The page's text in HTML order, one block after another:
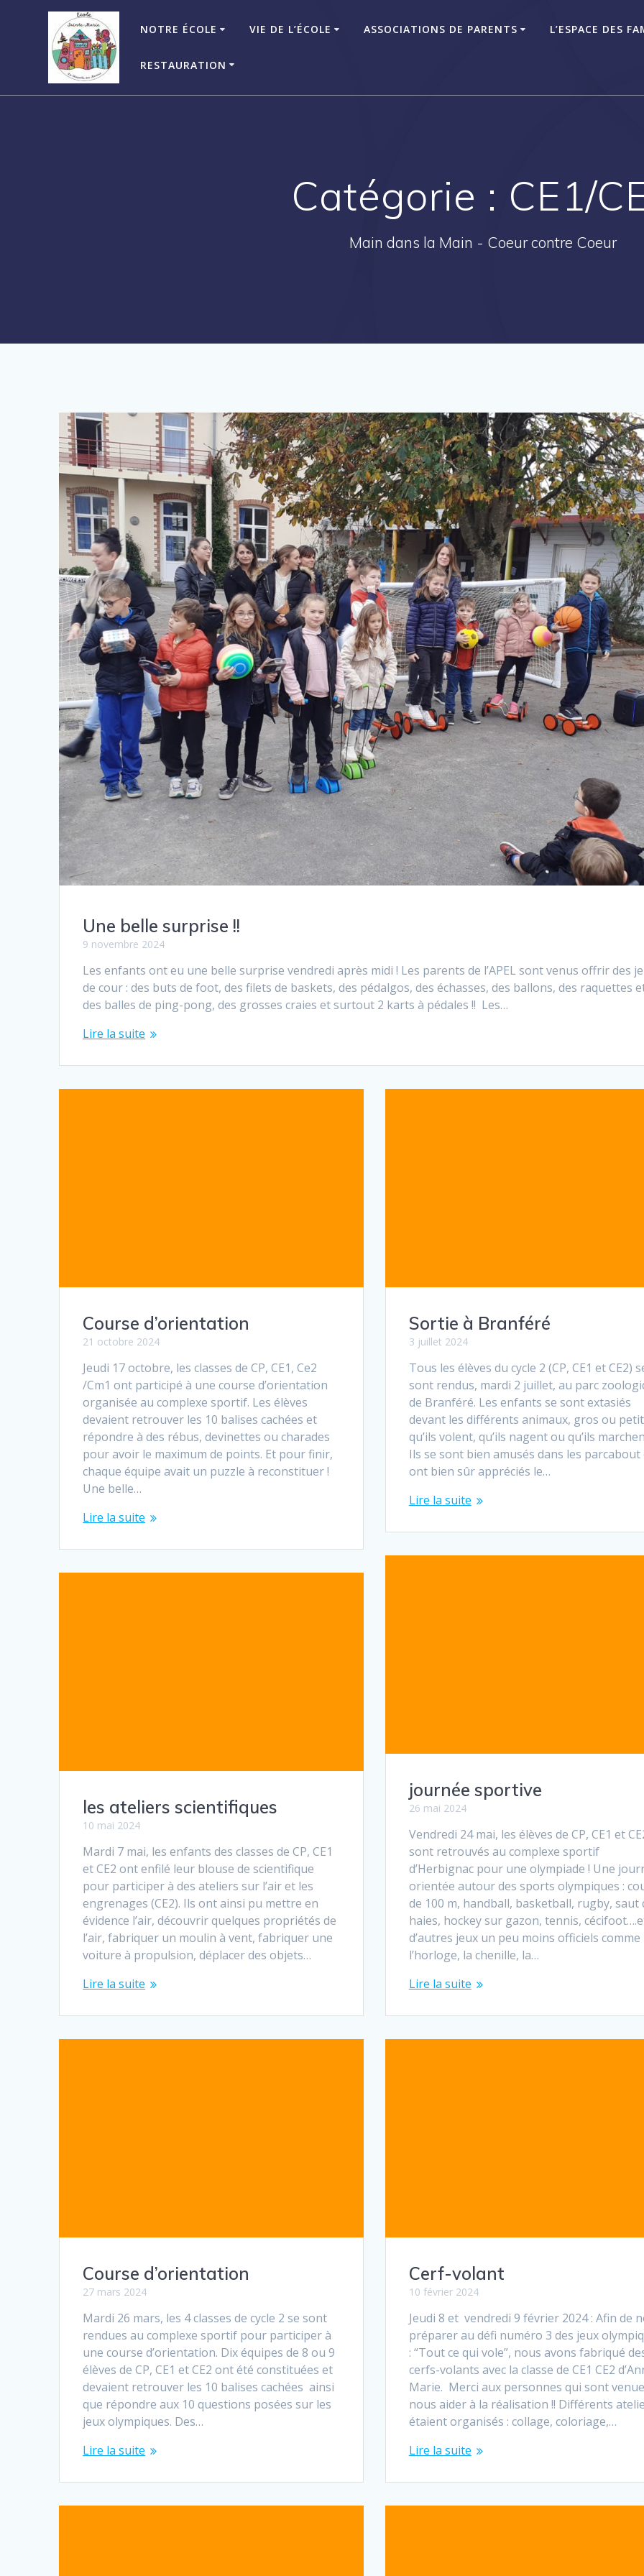
NOTRE ÉCOLE VIE DE L’ÉCOLE ASSOCIATIONS DE PARENTS L’ESPACE DES
RESTAURATION
Catégorie : CE1/
Main dans la Main - Coeur contre Coeur
Une belle surprise !!
9 novembre 2024
Les enfants ont eu une belle surprise vendredi après midi ! Les parents de l’APEL sont venus offrir des
de cour : des buts de foot, des filets de baskets, des pédalgos, des échasses, des ballons, des raquettes
des balles de ping-pong, des grosses craies et surtout 2 karts à pédales !! Les…
Lire la suite
Course d’orientation
21 octobre 2024
Jeudi 17 octobre, les classes de CP, CE1, Ce2
/Cm1 ont participé à une course d’orientation
organisée au complexe sportif. Les élèves
devaient retrouver les 10 balises cachées et
répondre à des rébus, devinettes ou charades
pour avoir le maximum de points. Et pour finir,
chaque équipe avait un puzzle à reconstituer !
Une belle…
Lire la suite
Sortie à Branféré
3 juillet 2024
Tous les élèves du cycle 2 (CP, CE1 et CE2)
sont rendus, mardi 2 juillet, au parc
de Branféré. Les enfants se sont extasiés
devant les différents animaux, gros ou
qu’ils volent, qu’ils nagent ou qu’ils
Ils se sont bien amusés dans les parcabout
ont bien sûr appréciés le…
Lire la suite
journée sportive
26 mai 2024
Vendredi 24 mai, les élèves de CP, CE1 et
sont retrouvés au complexe sportif
d’Herbignac pour une olympiade ! Une
orientée autour des sports olympiques :
de 100 m, handball, basketball, rugby, saut
haies, hockey sur gazon, tennis,
d’autres jeux un peu moins officiels comme
l’horloge, la chenille, la…
Lire la suite
les ateliers scientifiques
10 mai 2024
Mardi 7 mai, les enfants des classes de CP, CE1
et CE2 ont enfilé leur blouse de scientifique
pour participer à des ateliers sur l’air et les
engrenages (CE2). Ils ont ainsi pu mettre en
évidence l’air, découvrir quelques propriétés de
l’air, fabriquer un moulin à vent, fabriquer une
voiture à propulsion, déplacer des objets…
Lire la suite
Course d’orientation
27 mars 2024
Mardi 26 mars, les 4 classes de cycle 2 se sont
rendues au complexe sportif pour participer à
une course d’orientation. Dix équipes de 8 ou 9
élèves de CP, CE1 et CE2 ont été constituées et
devaient retrouver les 10 balises cachées ainsi
que répondre aux 10 questions posées sur les
jeux olympiques. Des…
Lire la suite
Cerf-volant
10 février 2024
Jeudi 8 et vendredi 9 février 2024 : Afin de
préparer au défi numéro 3 des jeux
: “Tout ce qui vole”, nous avons fabriqué
cerfs-volants avec la classe de CE1 CE2
Marie. Merci aux personnes qui sont
nous aider à la réalisation !! Différents
étaient organisés : collage, coloriage,…
Lire la suite